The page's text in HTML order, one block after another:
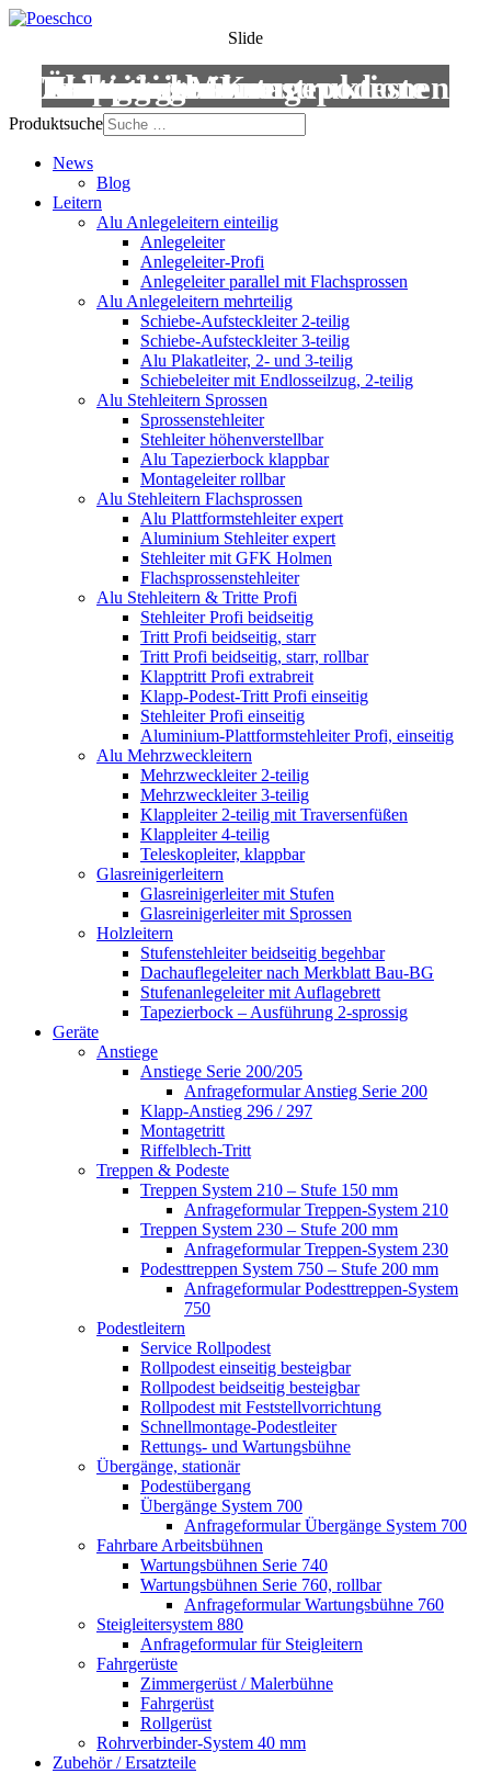
Slide
Leitern
Treppen
Anstiege
Podestleitern
Roll- und Montagepodeste
Wartungsbühnen
Übergänge
Aluminium-Konstruktionen
Produktsuche
News
Blog
Leitern
Alu Anlegeleitern einteilig
Anlegeleiter
Anlegeleiter-Profi
Anlegeleiter parallel mit Flachsprossen
Alu Anlegeleitern mehrteilig
Schiebe-Aufsteckleiter 2-teilig
Schiebe-Aufsteckleiter 3-teilig
Alu Plakatleiter, 2- und 3-teilig
Schiebeleiter mit Endlosseilzug, 2-teilig
Alu Stehleitern Sprossen
Sprossenstehleiter
Stehleiter höhenverstellbar
Alu Tapezierbock klappbar
Montageleiter rollbar
Alu Stehleitern Flachsprossen
Alu Plattformstehleiter expert
Aluminium Stehleiter expert
Stehleiter mit GFK Holmen
Flachsprossenstehleiter
Alu Stehleitern & Tritte Profi
Stehleiter Profi beidseitig
Tritt Profi beidseitig, starr
Tritt Profi beidseitig, starr, rollbar
Klapptritt Profi extrabreit
Klapp-Podest-Tritt Profi einseitig
Stehleiter Profi einseitig
Aluminium-Plattformstehleiter Profi, einseitig
Alu Mehrzweckleitern
Mehrzweckleiter 2-teilig
Mehrzweckleiter 3-teilig
Klappleiter 2-teilig mit Traversenfüßen
Klappleiter 4-teilig
Teleskopleiter, klappbar
Glasreinigerleitern
Glasreinigerleiter mit Stufen
Glasreinigerleiter mit Sprossen
Holzleitern
Stufenstehleiter beidseitig begehbar
Dachauflegeleiter nach Merkblatt Bau-BG
Stufenanlegeleiter mit Auflagebrett
Tapezierbock – Ausführung 2-sprossig
Geräte
Anstiege
Anstiege Serie 200/205
Anfrageformular Anstieg Serie 200
Klapp-Anstieg 296 / 297
Montagetritt
Riffelblech-Tritt
Treppen & Podeste
Treppen System 210 – Stufe 150 mm
Anfrageformular Treppen-System 210
Treppen System 230 – Stufe 200 mm
Anfrageformular Treppen-System 230
Podesttreppen System 750 – Stufe 200 mm
Anfrageformular Podesttreppen-System
750
Podestleitern
Service Rollpodest
Rollpodest einseitig besteigbar
Rollpodest beidseitig besteigbar
Rollpodest mit Feststellvorrichtung
Schnellmontage-Podestleiter
Rettungs- und Wartungsbühne
Übergänge, stationär
Podestübergang
Übergänge System 700
Anfrageformular Übergänge System 700
Fahrbare Arbeitsbühnen
Wartungsbühnen Serie 740
Wartungsbühnen Serie 760, rollbar
Anfrageformular Wartungsbühne 760
Steigleitersystem 880
Anfrageformular für Steigleitern
Fahrgerüste
Zimmergerüst / Malerbühne
Fahrgerüst
Rollgerüst
Rohrverbinder-System 40 mm
Zubehör / Ersatzteile